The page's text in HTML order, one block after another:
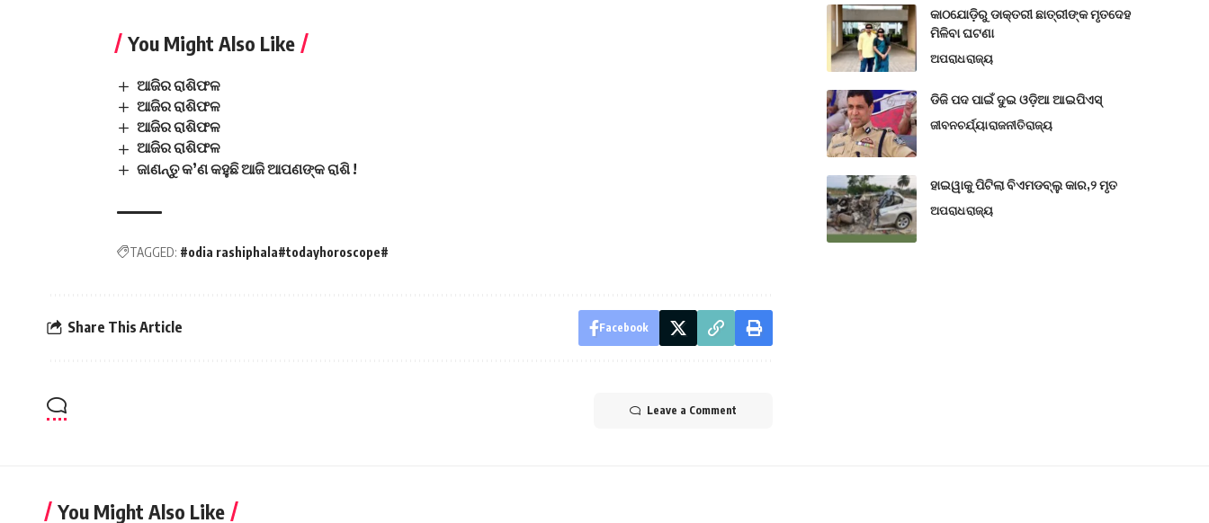
You Might Also Like
ଆଜିର ରାଶିଫଳ
ଆଜିର ରାଶିଫଳ
ଆଜିର ରାଶିଫଳ
ଆଜିର ରାଶିଫଳ
ଜାଣନ୍ତୁ କ’ଣ କହୁଛି ଆଜି ଆପଣଙ୍କ ରାଶି !
TAGGED: #odia rashiphala#todayhoroscope#
Share This Article Facebook
Leave a Comment
କାଠଯୋଡ଼ିରୁ ଡାକ୍ତରୀ ଛାତ୍ରୀଙ୍କ ମୃତଦେହ
ମିଳିବା ଘଟଣା
ଅପରାଧରାଜ୍ୟ
ଡିଜି ପଦ ପାଇଁ ଦୁଇ ଓଡ଼ିଆ ଆଇପିଏସ୍
ଜୀବନଚର୍ଯ୍ୟାରାଜନୀତିରାଜ୍ୟ
ହାଇୱାକୁ ପିଟିଲା ବିଏମଡବ୍ଲୁ କାର,୨ ମୃତ
ଅପରାଧରାଜ୍ୟ
You Might Also Like